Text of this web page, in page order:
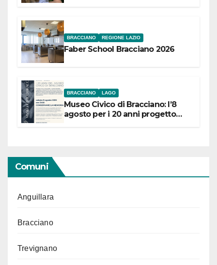
BRACCIANO REGIONE LAZIO
Faber School Bracciano 2026
BRACCIANO LAGO
Museo Civico di Bracciano: l’8
agosto per i 20 anni progetto
Comuni
Anguillara
Bracciano
Trevignano